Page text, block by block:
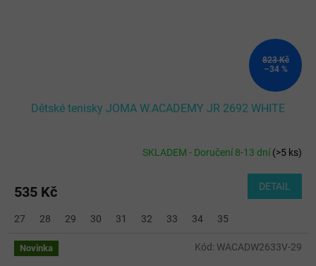
823 Kč
–34 %
Dětské tenisky JOMA W.ACADEMY JR 2692 WHITE
SKLADEM - Doručení 8-13 dní(>5 ks)
535 Kč DETAIL
27 28 29 30 31 32 33 34 35
Novinka Kód: WACADW2633V-29